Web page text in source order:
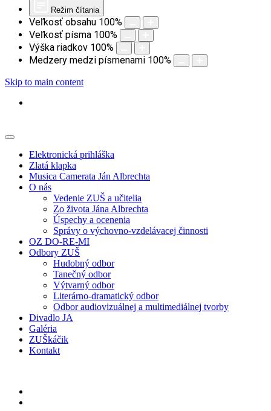
Režim čítania
Veľkosť obsahu 100%
Veľkosť písma 100%
Výška riadkov 100%
Medzery medzi písmenami 100%
Skip to main content
Elektronická prihláška
Zlatá klapka
Musica Camerata Ján Albrechta
O nás
Vedenie ZUŠ a učitelia
Zo života Jána Albrechta
Úspechy a ocenenia
Správy o výchovno-vzdelávacej činnosti
OZ DO-RE-MI
Odbory ZUŠ
Hudobný odbor
Tanečný odbor
Výtvarný odbor
Literárno-dramatický odbor
Odbor audiovizuálnej a multimediálnej tvorby
Divadlo JA
Galéria
ZUŠkáčik
Kontakt